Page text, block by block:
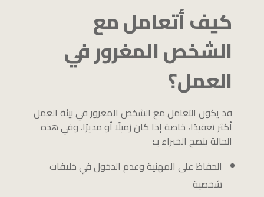
كيف أتعامل مع
الشخص المغرور في
العمل؟
قد يكون التعامل مع الشخص المغرور في بيئة العمل
أكثر تعقيدًا، خاصة إذا كان زميلًا أو مديرًا. وفي هذه
الحالة ينصح الخبراء بـ:
الحفاظ على المهنية وعدم الدخول في خلافات
شخصية